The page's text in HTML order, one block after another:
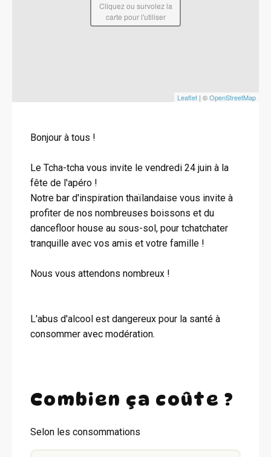
Leaflet | ©OpenStreetMap
Cliquez ou survolez la
carte pour l'utiliser
Bonjour à tous !
Le Tcha-tcha vous invite le vendredi 24 juin à la
fête de l'apéro !
Notre bar d'inspiration thaïlandaise vous invite à
profiter de nos nombreuses boissons et du
dancefloor house au sous-sol, pour tchatchater
tranquille avec vos amis et votre famille !
Nous vous attendons nombreux !
L'abus d'alcool est dangereux pour la santé à
consommer avec modération.
Combien ça coûte ?
Selon les consommations